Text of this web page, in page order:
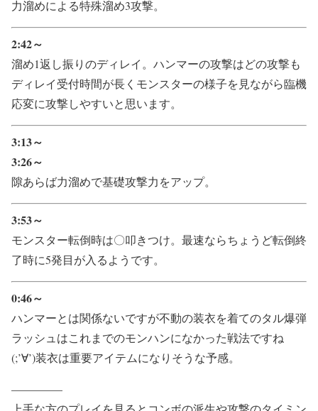
力溜めによる特殊溜め3攻撃。
2:42～
溜め1返し振りのディレイ。ハンマーの攻撃はどの攻撃も
ディレイ受付時間が長くモンスターの様子を見ながら臨機
応変に攻撃しやすいと思います。
3:13～
3:26～
隙あらば力溜めで基礎攻撃力をアップ。
3:53～
モンスター転倒時は〇叩きつけ。最速ならちょうど転倒終
了時に5発目が入るようです。
0:46～
ハンマーとは関係ないですが不動の装衣を着てのタル爆弾
ラッシュはこれまでのモンハンになかった戦法ですね
(;’∀’)装衣は重要アイテムになりそうな予感。
————–